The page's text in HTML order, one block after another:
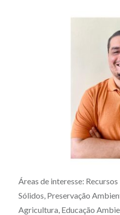
Áreas de interesse:
Sólidos, Preservação
Agricultura, Educação